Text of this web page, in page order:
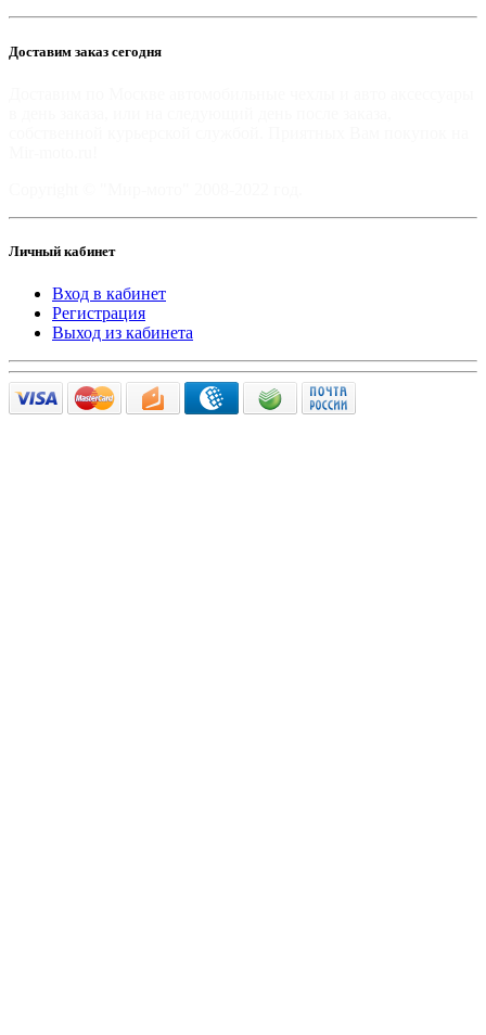
Доставим заказ сегодня
Личный кабинет
Вход в кабинет
Регистрация
Выход из кабинета